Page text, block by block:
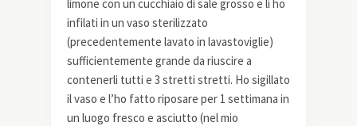
limone con un cucchiaio di sale grosso e li ho
infilati in un vaso sterilizzato
(precedentemente lavato in lavastoviglie)
sufficientemente grande da riuscire a
contenerli tutti e 3 stretti stretti. Ho sigillato
il vaso e l’ho fatto riposare per 1 settimana in
un luogo fresco e asciutto (nel mio